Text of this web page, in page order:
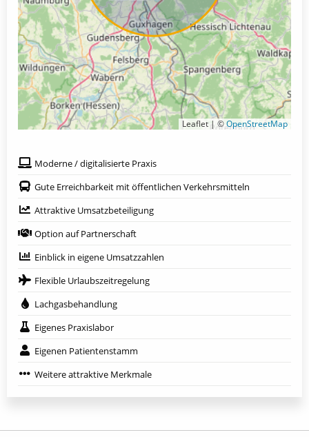
Leaflet | ©OpenStreetMap
Moderne / digitalisierte Praxis
Gute Erreichbarkeit mit öffentlichen Verkehrsmitteln
Attraktive Umsatzbeteiligung
Option auf Partnerschaft
Einblick in eigene Umsatzzahlen
Flexible Urlaubszeitregelung
Lachgasbehandlung
Eigenes Praxislabor
Eigenen Patientenstamm
Weitere attraktive Merkmale